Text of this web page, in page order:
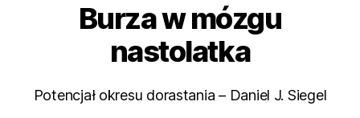
Burza w mózgu
nastolatka
Potencjał okresu dorastania – Daniel J. Siegel